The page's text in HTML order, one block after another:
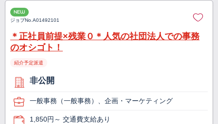
NEW
ジョブNo.A01492101
＊正社員前提×残業０＊人気の社団法人での事務
のオシゴト！
紹介予定派遣
非公開
一般事務（一般事務）、企画・マーケティング
1,850円～ 交通費支給あり